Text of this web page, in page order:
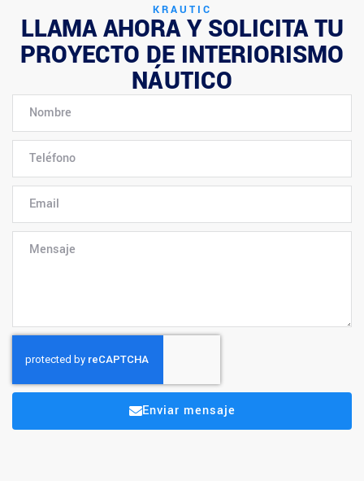
KRAUTIC
LLAMA AHORA Y SOLICITA TU
PROYECTO DE INTERIORISMO
NÁUTICO
Enviar mensaje